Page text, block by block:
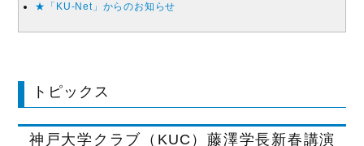
★「KU-Net」からのお知らせ
トピックス
神戸大学クラブ（KUC）藤澤学長新春講演